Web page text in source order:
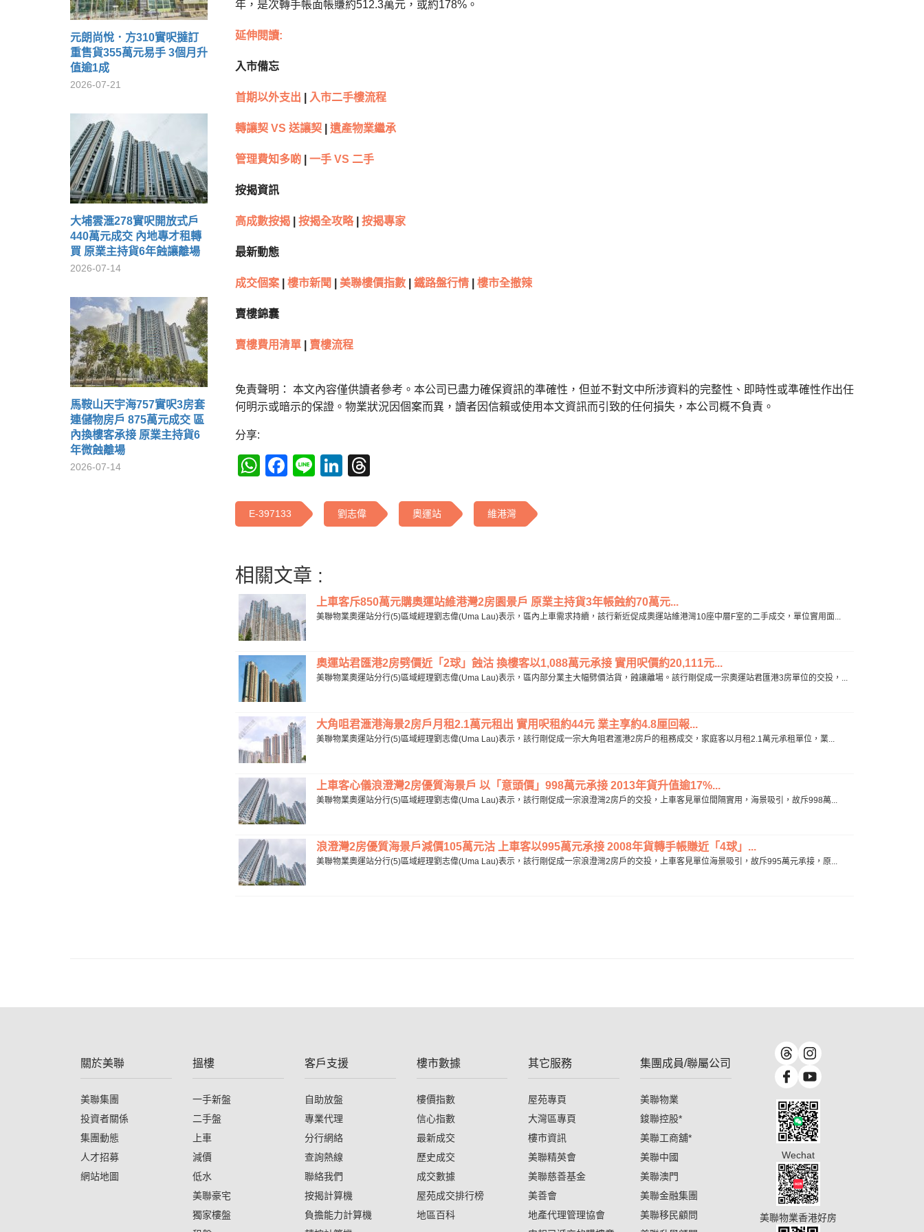
元朗尚悅．方310實呎撻訂
重售貨355萬元易手 3個月升
值逾1成
2026-07-21
大埔雲滙278實呎開放式戶
440萬元成交 內地專才租轉
買 原業主持貨6年蝕讓離場
2026-07-14
馬鞍山天宇海757實呎3房套
連儲物房戶 875萬元成交 區
內換樓客承接 原業主持貨6
年微蝕離場
2026-07-14
年，是次轉手帳面帳賺約512.3萬元，或約178%。
延伸閱讀:
入市備忘
首期以外支出 入市二手樓流程
轉讓契 VS 送讓契 遺產物業繼承
管理費知多啲 一手 VS 二手
按揭資訊
高成數按揭 按揭全攻略| 按揭專家
最新動態
成交個案 樓市新聞 美聯樓價指數 鐵路盤行情 樓市全撤辣
賣樓錦囊
賣樓費用清單 賣樓流程
免責聲明： 本文內容僅供讀者參考。本公司已盡力確保資訊的準確性，但並不對文中所涉資料的完整性、即時性或準確性作出任
何明示或暗示的保證。物業狀況因個案而異，讀者因信賴或使用本文資訊而引致的任何損失，本公司概不負責。
分享:
WhatsApp
Facebook
LineLinkedIn
E-397133 劉志偉 奧運站 維港灣
相關文章 :
上車客斥850萬元購奧運站維港灣2房園景戶 原業主持貨3年帳蝕約70萬元...
美聯物業奧運站分行(5)區域經理劉志偉(Uma Lau)表示，區內上車需求持續，該行新近促成奧運站維港灣10座中層F室的二手成交，單位實用面...
奧運站君匯港2房劈價近「2球」蝕沽 換樓客以1,088萬元承接 實用呎價約20,111元...
美聯物業奧運站分行(5)區域經理劉志偉(Uma Lau)表示，區内部分業主大幅劈價沽貨，蝕讓離場。該行剛促成一宗奧運站君匯港3房單位的交投，...
大角咀君滙港海景2房戶月租2.1萬元租出 實用呎租約44元 業主享約4.8厘回報...
美聯物業奧運站分行(5)區域經理劉志偉(Uma Lau)表示，該行剛促成一宗大角咀君滙港2房戶的租務成交，家庭客以月租2.1萬元承租單位，業...
上車客心儀浪澄灣2房優質海景戶 以「意頭價」998萬元承接 2013年貨升值逾17%...
美聯物業奧運站分行(5)區域經理劉志偉(Uma Lau)表示，該行剛促成一宗浪澄灣2房戶的交投，上車客見單位間隔實用，海景吸引，故斥998萬...
浪澄灣2房優質海景戶減價105萬元沽 上車客以995萬元承接 2008年貨轉手帳賺近「4球」...
美聯物業奧運站分行(5)區域經理劉志偉(Uma Lau)表示，該行剛促成一宗浪澄灣2房戶的交投，上車客見單位海景吸引，故斥995萬元承接，原...
關於美聯
美聯集團
投資者關係
集團動態
人才招募
網站地圖
搵樓
一手新盤
二手盤
上車
減價
低水
美聯豪宅
獨家樓盤
客戶支援
自助放盤
專業代理
分行網絡
查詢熱線
聯絡我們
按揭計算機
負擔能力計算機
樓市數據
樓價指數
信心指數
最新成交
歷史成交
成交數據
屋苑成交排行榜
地區百科
其它服務
屋苑專頁
大灣區專頁
樓市資訊
美聯精英會
美聯慈善基金
美善會
地產代理管理協會
集團成員/聯屬公司
美聯物業
鋑聯控股*
美聯工商舖*
美聯中國
美聯澳門
美聯金融集團
美聯移民顧問
Wechat
美聯物業香港好房